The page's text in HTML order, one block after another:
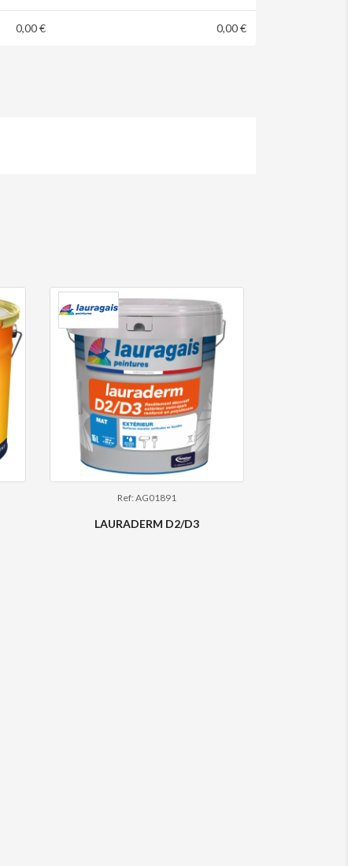
0,00 € 0,00 €
Ref: AG01891
LAURADERM D2/D3